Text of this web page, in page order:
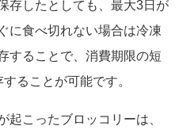
存したとしても、最大3日が
に食べ切れない場合は冷凍
することで、消費期限の短
ることが可能です。
起こったブロッコリーは、